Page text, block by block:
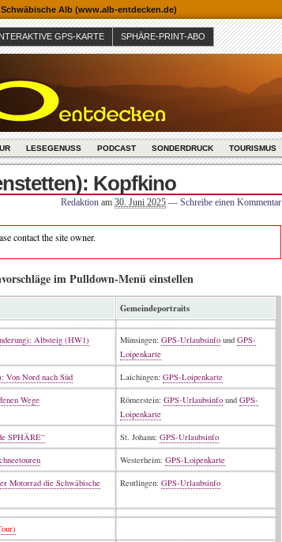
Alb (www.alb-entdecken.de)
GPS-KARTE SPHÄRE-PRINT-ABO
LESEGENUSS PODCAST SONDERDRUCK TOURISMUS
Kopfkino
Redaktion am 30. Juni 2025 — Schreibe einen Kommentar
contact the site owner.
im Pulldown-Menü einstellen
Gemeindeportraits
Albsteig (HW1) Münsingen: GPS-Urlaubsinfo und GPS-
Loipenkarte
Von Nord nach Süd Laichingen: GPS-Loipenkarte
Wege Römerstein: GPS-Urlaubsinfo und GPS-
Loipenkarte
SPHÄRE“ St. Johann: GPS-Urlaubsinfo
Westerheim: GPS-Loipenkarte
Motorrad die Schwäbische
Reutlingen: GPS-Urlaubsinfo